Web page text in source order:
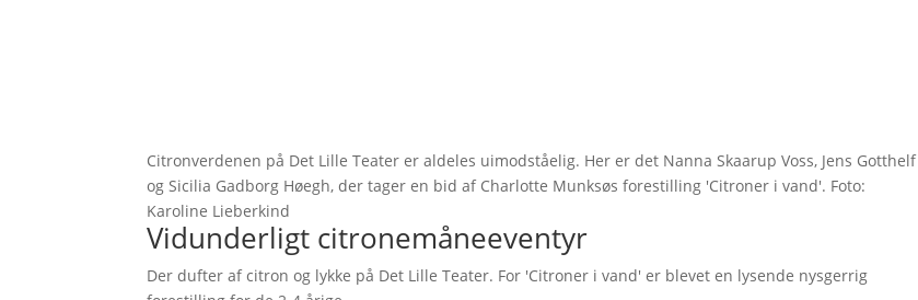
Citronverdenen på Det Lille Teater er aldeles uimodståelig. Her er det Nanna Skaarup Voss, Jens Gotthelf
og Sicilia Gadborg Høegh, der tager en bid af Charlotte Munksøs forestilling 'Citroner i vand'. Foto:
Karoline Lieberkind
Vidunderligt citronemåneeventyr
Der dufter af citron og lykke på Det Lille Teater. For 'Citroner i vand' er blevet en lysende nysgerrig